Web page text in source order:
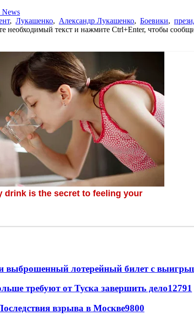
News
, Лукашенко, Александр Лукашенко, Боевики,
необходимый текст и нажмите Ctrl+Enter, чтобы
выброшенный лотерейный билет с
требуют от Туска завершить дело12791
взрыва в Москве9800